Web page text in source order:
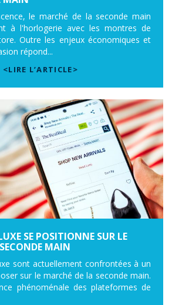
le marché de la seconde main
à l'horlogerie avec les montres de
Outre les enjeux économiques et
répond...
<LIRE L’ARTICLE>
SE POSITIONNE SUR LE
MAIN
sont actuellement confrontées à un
sur le marché de la seconde main.
phénoménale des plateformes de